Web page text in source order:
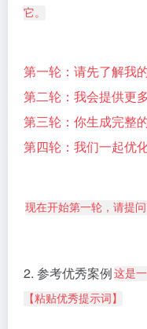
它。
第一轮：请先了解我
第二轮：我会提供更
第三轮：你生成完整
第四轮：我们一起优
现在开始第一轮，请提问
2. 参考优秀案例这是
【粘贴优秀提示词】